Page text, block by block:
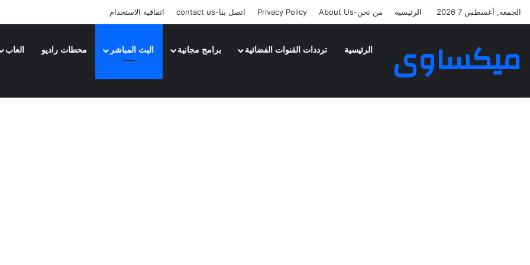
الجمعة, أغسطس 7 2026 الرئيسية من نحن-About Us Privacy Policy اتصل بنا-contact us اتفاقية الاستخدام
ميكساوى الرئيسية ترددات القنوات الفضائية برامج مجانية البث المباشر محطات راديو العاب